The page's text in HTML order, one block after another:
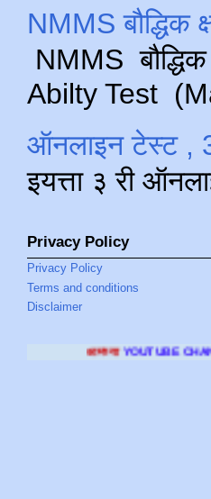
NMMS बौद्धिक
NMMS
Abilty Test
ऑनलाइन टेस्ट ,
इयत्ता ३ री
Privacy Policy
Privacy Policy
Terms and conditions
Disclaimer
YOUTUBE CHANNELला भेट देण्यासाठी